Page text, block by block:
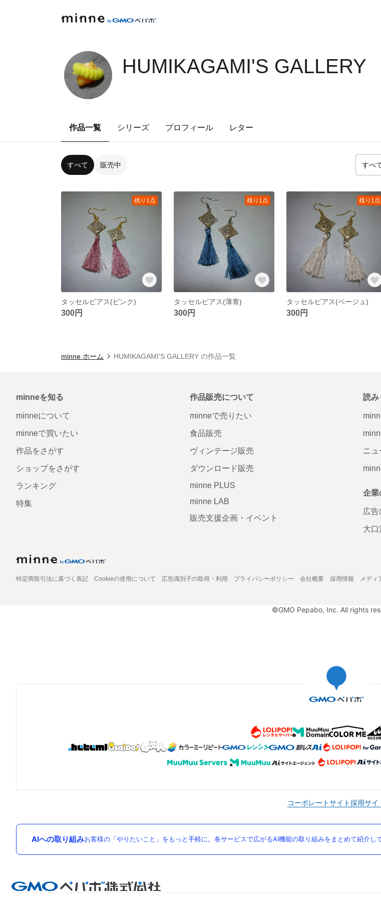
HUMIKAGAMI'S GALLERY
作品一覧 シリーズ プロフィール レター
すべて 販売中
残り1点
タッセルピアス(ピンク)
300円
残り1点
タッセルピアス(薄青)
300円
残り1点
タッセルピアス(ベージュ)
300円
minne ホーム HUMIKAGAMI'S GALLERY の作品一覧
minneを知る
minneについて
minneで買いたい
作品をさがす
ショップをさがす
ランキング
特集
作品販売について
minneで売りたい
食品販売
ヴィンテージ販売
ダウンロード販売
minne PLUS
minne LAB
販売支援企画・イベント
読み
ニュ
企業
広
大口
特定商取引法に基づく表記 Cookieの使用について 広告識別子の取得・利用 プライバシーポリシー 会社概要 採用情報 メディ
©GMO Pepabo, Inc. All rights
コーポレートサイト採用サイ
AIへの取り組みお客様の「やりたいこと」をもっと手軽に。各サービスで広がるAI機能の取り組みをまとめて紹介し